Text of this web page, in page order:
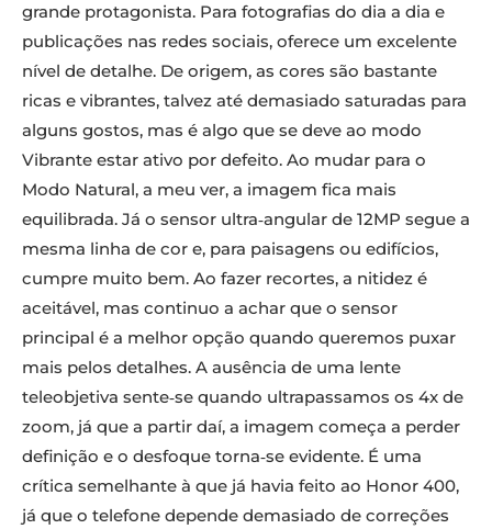
grande protagonista. Para fotografias do dia a dia e
publicações nas redes sociais, oferece um excelente
nível de detalhe. De origem, as cores são bastante
ricas e vibrantes, talvez até demasiado saturadas para
alguns gostos, mas é algo que se deve ao modo
Vibrante estar ativo por defeito. Ao mudar para o
Modo Natural, a meu ver, a imagem fica mais
equilibrada. Já o sensor ultra‑angular de 12MP segue a
mesma linha de cor e, para paisagens ou edifícios,
cumpre muito bem. Ao fazer recortes, a nitidez é
aceitável, mas continuo a achar que o sensor
principal é a melhor opção quando queremos puxar
mais pelos detalhes. A ausência de uma lente
teleobjetiva sente‑se quando ultrapassamos os 4x de
zoom, já que a partir daí, a imagem começa a perder
definição e o desfoque torna‑se evidente. É uma
crítica semelhante à que já havia feito ao Honor 400,
já que o telefone depende demasiado de correções